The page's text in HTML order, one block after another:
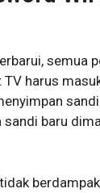
semua
harus
baru